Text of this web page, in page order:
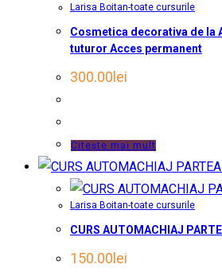
Larisa Boitan-toate cursurile
Cosmetica decorativa de la
tuturor Acces permanent
300.00 lei
Citește mai mult
Larisa Boitan-toate cursurile
CURS AUTOMACHIAJ
150.00 lei